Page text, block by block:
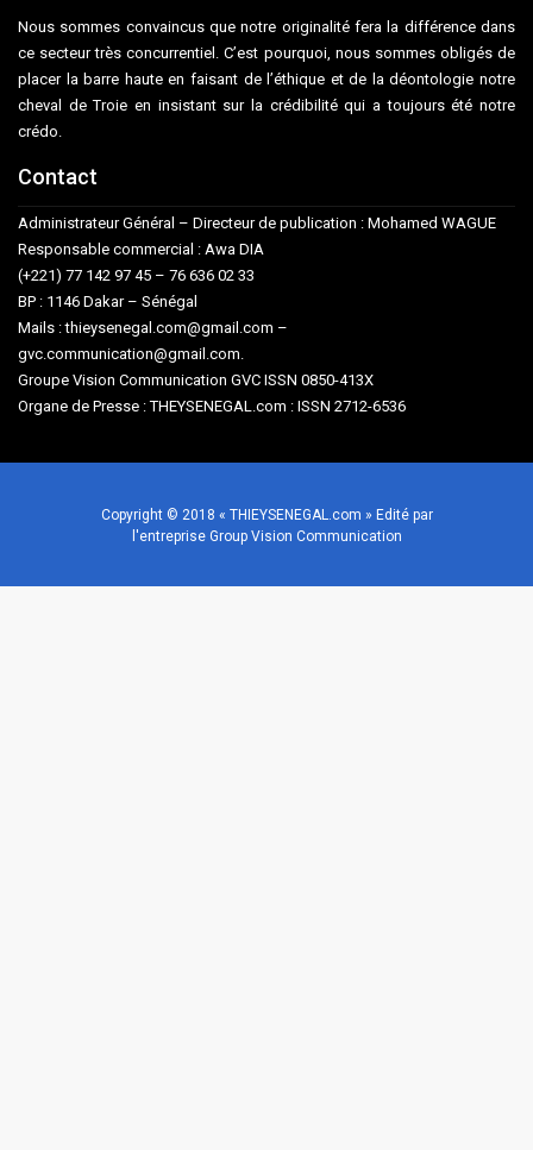
Nous sommes convaincus que notre originalité fera la différence dans
ce secteur très concurrentiel. C’est pourquoi, nous sommes obligés de
placer la barre haute en faisant de l’éthique et de la déontologie notre
cheval de Troie en insistant sur la crédibilité qui a toujours été notre
crédo.
Contact
Administrateur Général – Directeur de publication : Mohamed WAGUE
Responsable commercial : Awa DIA
(+221) 77 142 97 45 – 76 636 02 33
BP : 1146 Dakar – Sénégal
Mails : thieysenegal.com@gmail.com –
gvc.communication@gmail.com.
Groupe Vision Communication GVC ISSN 0850-413X
Organe de Presse : THEYSENEGAL.com : ISSN 2712-6536
Copyright © 2018 « THIEYSENEGAL.com » Edité par
l'entreprise Group Vision Communication